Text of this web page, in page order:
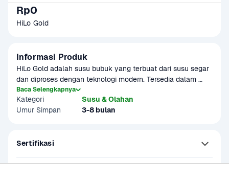
Rp0
HiLo Gold
Informasi Produk
HiLo Gold adalah susu bubuk yang terbuat dari susu segar
dan diproses dengan teknologi modern. Tersedia dalam
berbagai varian rasa yang lezat cocok sebagai minuman
sehat di rumah.
Baca Selengkapnya
Kategori
Susu & Olahan
Umur Simpan
3-8 bulan
Sertifikasi